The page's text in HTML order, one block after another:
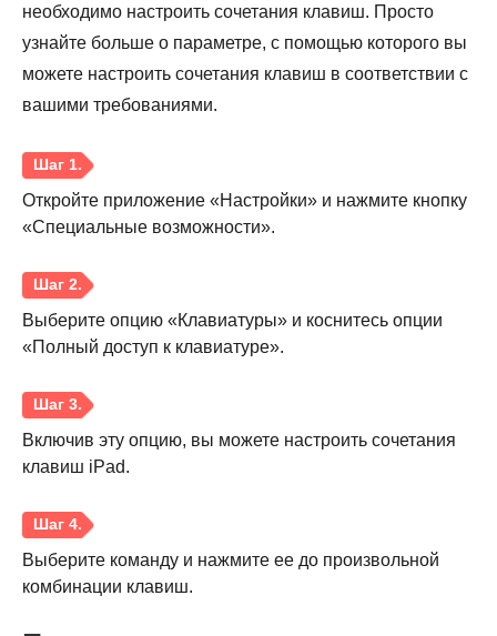
необходимо настроить сочетания клавиш. Просто
узнайте больше о параметре, с помощью которого вы
можете настроить сочетания клавиш в соответствии с
вашими требованиями.
Откройте приложение «Настройки» и нажмите кнопку
«Специальные возможности».
Выберите опцию «Клавиатуры» и коснитесь опции
«Полный доступ к клавиатуре».
Включив эту опцию, вы можете настроить сочетания
клавиш iPad.
Выберите команду и нажмите ее до произвольной
комбинации клавиш.